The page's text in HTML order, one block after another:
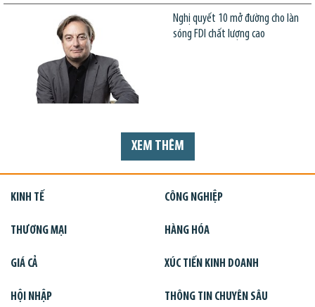
Nghị quyết 10 mở đường cho làn
sóng FDI chất lượng cao
XEM THÊM
KINH TẾ CÔNG NGHIỆP
THƯƠNG MẠI HÀNG HÓA
GIÁ CẢ XÚC TIẾN KINH DOANH
HỘI NHẬP THÔNG TIN CHUYÊN SÂU